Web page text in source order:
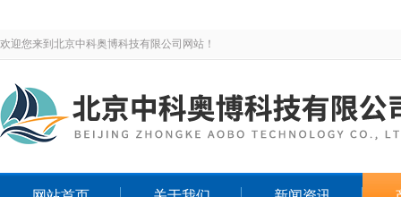
欢迎您来到北京中科奥博科技有限公司网站！